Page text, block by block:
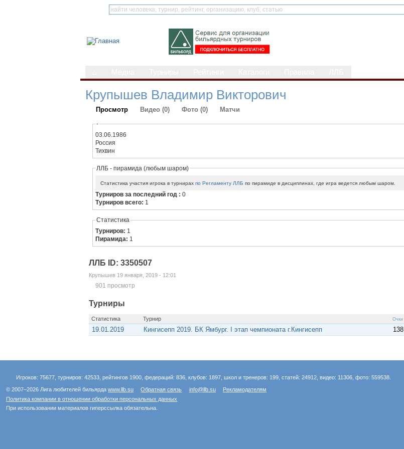
Крупышев Владимир Викторович
Просмотр Видео (0) Фото (0) Матчи
-
03.06.1986
Россия
Тихвин
ЛЛБ - пирамида (любым шаром)
Статистика участия игрока в турнирахпо Регламенту ЛЛБ по пирамиде в дисциплинах, где игра ведется любым шаром.
Турниров за последний год :0
Турниров всего: 1
Статистика
Турниров: 1
Пирамида: 1
ЛЛБ ID: 3350507
Крупышев 19 января, 2019 - 12:01
901 просмотр
Турниры
Статистика Турнир Очки
19.01.2019 Кингисепп 2019. БК Ямбург. I этап чемпионата г.Кингисепп 138
Игроков: 75677, турниров: 42533, рейтингов 1900, федераций: 836, клубов: 1897, школ и тренеров: 199, статей: 24912, видео: 11306, фото: 559538.
© 2007–2026 Лига любителей бильярдаwww.llb.su Обратная связь info@llb.su
Рекламодателям
Политика компании в отношении обработки персональных данных
При использовании материалов гиперссылка обязательна.